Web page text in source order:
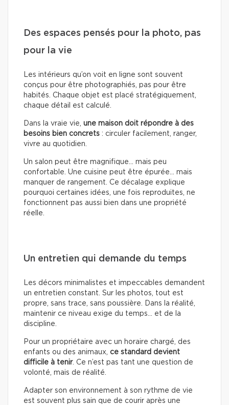
Des espaces pensés pour la photo, pas
pour la vie
Les intérieurs qu’on voit en ligne sont souvent
conçus pour être photographiés, pas pour être
habités. Chaque objet est placé stratégiquement,
chaque détail est calculé.
Dans la vraie vie, une maison doit répondre à des
besoins bien concrets : circuler facilement, ranger,
vivre au quotidien.
Un salon peut être magnifique… mais peu
confortable. Une cuisine peut être épurée… mais
manquer de rangement. Ce décalage explique
pourquoi certaines idées, une fois reproduites, ne
fonctionnent pas aussi bien dans une propriété
réelle.
Un entretien qui demande du temps
Les décors minimalistes et impeccables demandent
un entretien constant. Sur les photos, tout est
propre, sans trace, sans poussière. Dans la réalité,
maintenir ce niveau exige du temps… et de la
discipline.
Pour un propriétaire avec un horaire chargé, des
enfants ou des animaux, ce standard devient
difficile à tenir. Ce n’est pas tant une question de
volonté, mais de réalité.
Adapter son environnement à son rythme de vie
est souvent plus sain que de courir après une